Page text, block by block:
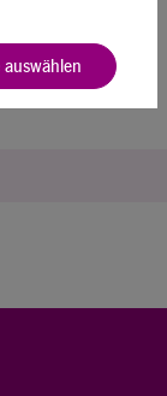
auswählen